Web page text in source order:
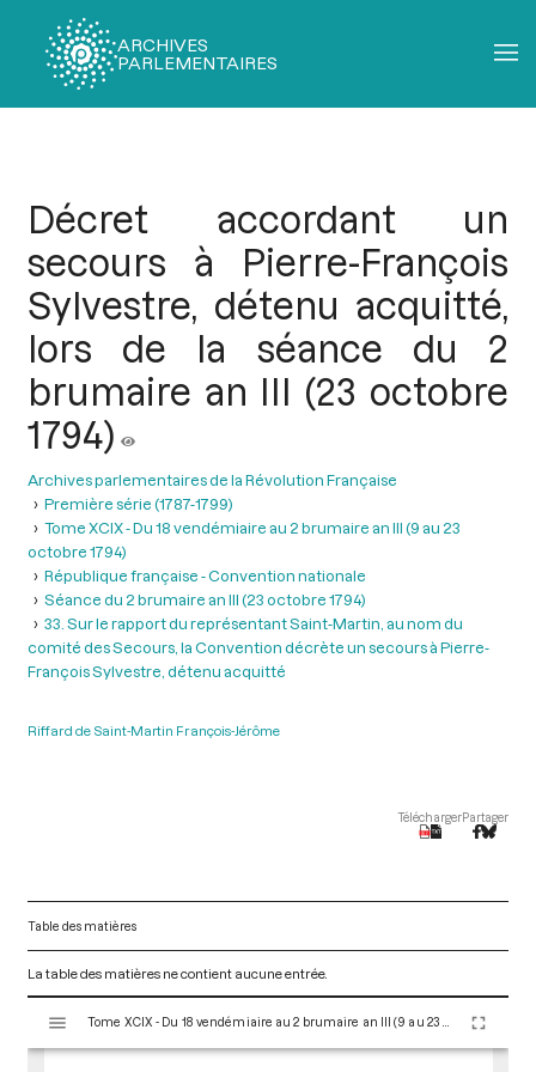
ARCHIVES
PARLEMENTAIRES
Décret accordant un
secours à Pierre-François
Sylvestre, détenu acquitté,
lors de la séance du 2
brumaire an III (23 octobre
1794)
Archives parlementaires de la Révolution Française
Première série (1787-1799)
Tome XCIX - Du 18 vendémiaire au 2 brumaire an III (9 au 23
octobre 1794)
République française - Convention nationale
Séance du 2 brumaire an III (23 octobre 1794)
33. Sur le rapport du représentant Saint-Martin, au nom du
comité des Secours, la Convention décrète un secours à Pierre-
François Sylvestre, détenu acquitté
Riffard de Saint-Martin François-Jérôme
TéléchargerPartager
Table des matières
La table des matières ne contient aucune entrée.
s